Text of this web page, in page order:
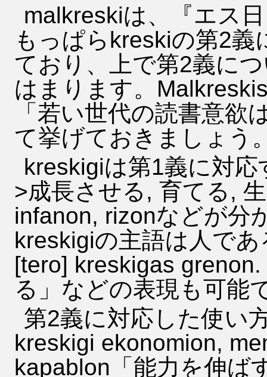
malkreskiは、『エス
もっぱらkreskiの第2
ており、上で第2義に
はまります。
「若い世代の読書意欲
て挙げておきましょう
kreskigiは第1義に対
>成長させる, 育てる,
infanon, rizonなどが分
kreskigiの主語は人で
[tero] kreskigas
る」などの表現も可能
第2義に対応した使い
kreskigi ekonomion,
kapablon「能力を伸ば